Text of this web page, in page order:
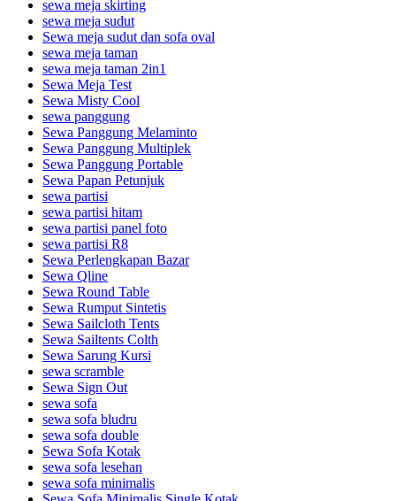
sewa meja skirting
sewa meja sudut
Sewa meja sudut dan sofa oval
sewa meja taman
sewa meja taman 2in1
Sewa Meja Test
Sewa Misty Cool
sewa panggung
Sewa Panggung Melaminto
Sewa Panggung Multiplek
Sewa Panggung Portable
Sewa Papan Petunjuk
sewa partisi
sewa partisi hitam
sewa partisi panel foto
sewa partisi R8
Sewa Perlengkapan Bazar
Sewa Qline
Sewa Round Table
Sewa Rumput Sintetis
Sewa Sailcloth Tents
Sewa Sailtents Colth
Sewa Sarung Kursi
sewa scramble
Sewa Sign Out
sewa sofa
sewa sofa bludru
sewa sofa double
Sewa Sofa Kotak
sewa sofa lesehan
sewa sofa minimalis